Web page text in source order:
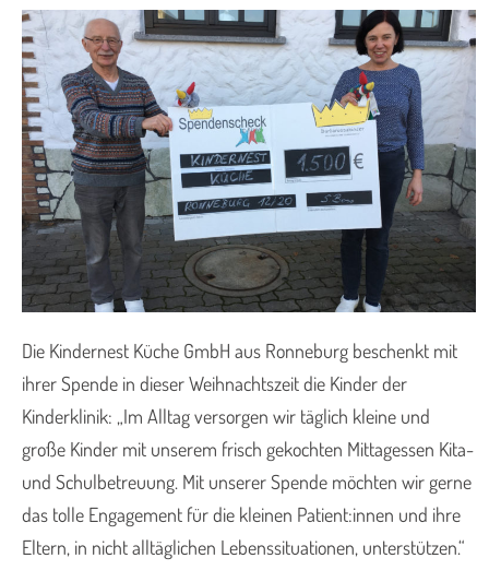
Die Kindernest Küche GmbH aus Ronneburg beschenkt mit
ihrer Spende in dieser Weihnachtszeit die Kinder der
Kinderklinik: „Im Alltag versorgen wir täglich kleine und
große Kinder mit unserem frisch gekochten Mittagessen Kita-
und Schulbetreuung. Mit unserer Spende möchten wir gerne
das tolle Engagement für die kleinen Patient:innen und ihre
Eltern, in nicht alltäglichen Lebenssituationen, unterstützen.“